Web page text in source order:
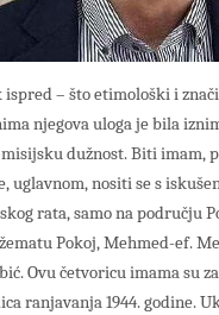
– što etimološki i
njegova uloga je bila
dužnost. Biti imam,
uglavnom, nositi se s
rata, samo na području
Pokoj, Mehmed-ef.
Ovu četvoricu imama su
ranjavanja 1944. godine.